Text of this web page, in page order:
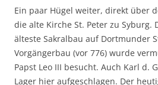
Ein paar Hügel weiter, direkt über
die alte Kirche St. Peter zu Syburg.
älteste Sakralbau auf Dortmunder
Vorgängerbau (vor 776) wurde
Papst Leo III besucht. Auch Karl d.
Lager hier aufgeschlagen. Der